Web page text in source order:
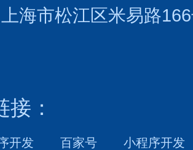
海市松江区米易路
：
开发 百家号
小程序开发